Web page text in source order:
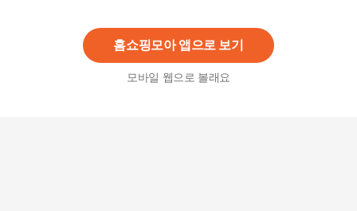
홈쇼핑모아 앱으로 보기
모바일 웹으로 볼래요